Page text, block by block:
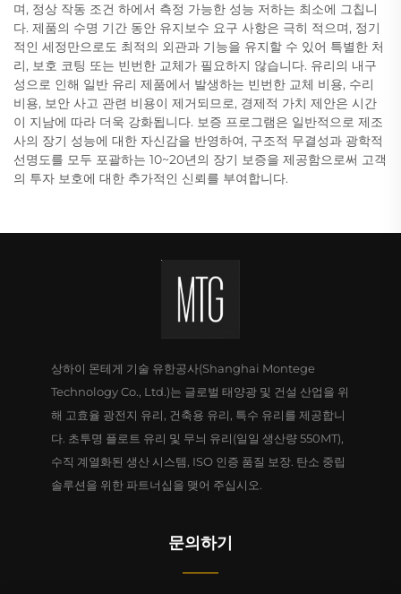
며, 정상 작동 조건 하에서 측정 가능한 성능 저하는 최소에 그칩니
다. 제품의 수명 기간 동안 유지보수 요구 사항은 극히 적으며, 정기
적인 세정만으로도 최적의 외관과 기능을 유지할 수 있어 특별한 처
리, 보호 코팅 또는 빈번한 교체가 필요하지 않습니다. 유리의 내구
성으로 인해 일반 유리 제품에서 발생하는 빈번한 교체 비용, 수리
비용, 보안 사고 관련 비용이 제거되므로, 경제적 가치 제안은 시간
이 지남에 따라 더욱 강화됩니다. 보증 프로그램은 일반적으로 제조
사의 장기 성능에 대한 자신감을 반영하여, 구조적 무결성과 광학적
선명도를 모두 포괄하는 10~20년의 장기 보증을 제공함으로써 고객
의 투자 보호에 대한 추가적인 신뢰를 부여합니다.
상하이 몬테게 기술 유한공사(Shanghai Montege
Technology Co., Ltd.)는 글로벌 태양광 및 건설 산업을 위
해 고효율 광전지 유리, 건축용 유리, 특수 유리를 제공합니
다. 초투명 플로트 유리 및 무늬 유리(일일 생산량 550MT),
수직 계열화된 생산 시스템, ISO 인증 품질 보장. 탄소 중립
솔루션을 위한 파트너십을 맺어 주십시오.
문의하기